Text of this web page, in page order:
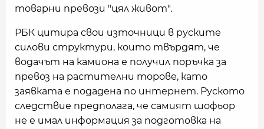
товарни превози "цял живот".
РБК цитира свои източници в руските
силови структури, които твърдят, че
водачът на камиона е получил поръчка за
превоз на растителни торове, като
заявката е подадена по интернет. Руското
следствие предполага, че самият шофьор
не е имал информация за подготовка на